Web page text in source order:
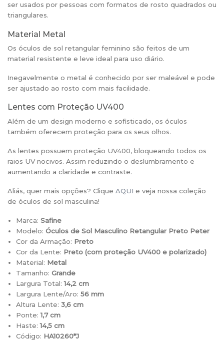
ser usados por pessoas com formatos de rosto quadrados ou
triangulares.
Material Metal
Os óculos de sol retangular feminino são feitos de um
material resistente e leve ideal para uso diário.
Inegavelmente o metal é conhecido por ser maleável e pode
ser ajustado ao rosto com mais facilidade.
Lentes com Proteção UV400
Além de um design moderno e sofisticado, os óculos
também oferecem proteção para os seus olhos.
As lentes possuem proteção UV400, bloqueando todos os
raios UV nocivos. Assim reduzindo o deslumbramento e
aumentando a claridade e contraste.
Aliás, quer mais opções? Clique AQUI e veja nossa coleção
de óculos de sol masculina!
Marca:Safine
Modelo:Óculos de Sol Masculino Retangular Preto Peter
Cor da Armação: Preto
Cor da Lente: Preto (com proteção UV400 e polarizado)
Material: Metal
Tamanho:Grande
Largura Total:14,2 cm
Largura Lente/Aro: 56 mm
Altura Lente:3,6 cm
Ponte:1,7 cm
Haste:14,5 cm
Código: HA10260*J